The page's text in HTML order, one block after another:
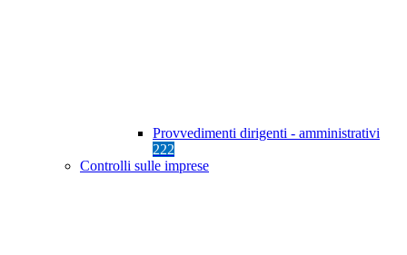
Provvedimenti dirigenti - amministrativi
222
Controlli sulle imprese